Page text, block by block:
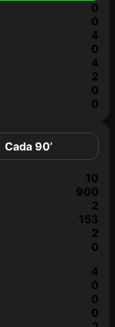
0
0
4
0
4
2
0
0
Cada 90’
10
900
2
153
2
0
4
0
0
0